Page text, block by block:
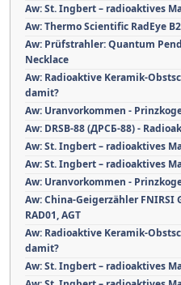
Aw: St. Ingbert – radioaktives
Aw: Thermo Scientific RadEye
Aw: Prüfstrahler: Quantum
Necklace
Aw: Radioaktive Keramik-
damit?
Aw: Uranvorkommen -
Aw: DRSB-88 (ДРСБ-88) -
Aw: St. Ingbert – radioaktives
Aw: St. Ingbert – radioaktives
Aw: Uranvorkommen -
Aw: China-Geigerzähler FNIRSI
RAD01, AGT
Aw: Radioaktive Keramik-
damit?
Aw: St. Ingbert – radioaktives